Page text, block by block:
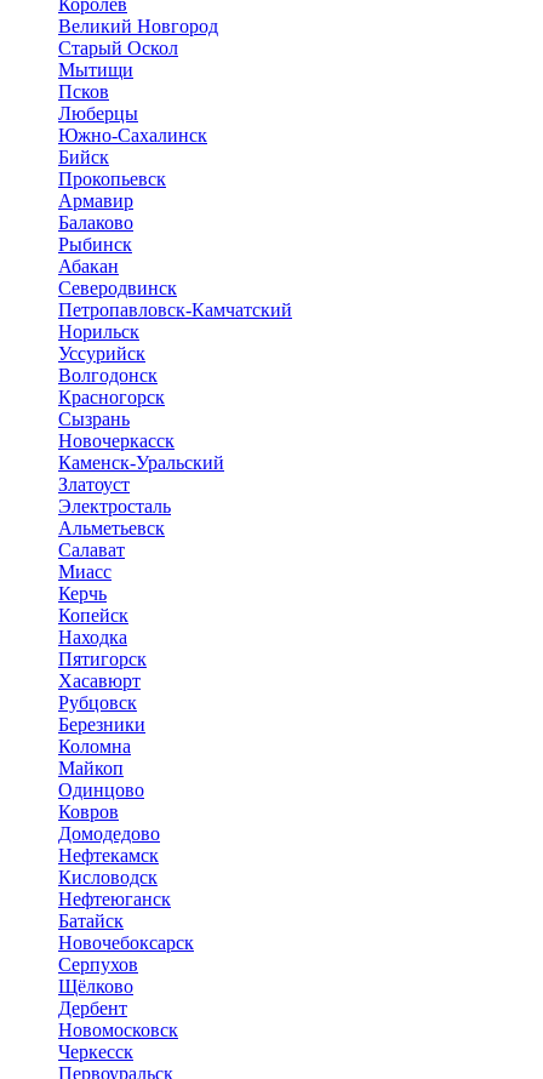
Королёв
Великий Новгород
Старый Оскол
Мытищи
Псков
Люберцы
Южно-Сахалинск
Бийск
Прокопьевск
Армавир
Балаково
Рыбинск
Абакан
Северодвинск
Петропавловск-Камчатский
Норильск
Уссурийск
Волгодонск
Красногорск
Сызрань
Новочеркасск
Каменск-Уральский
Златоуст
Электросталь
Альметьевск
Салават
Миасс
Керчь
Копейск
Находка
Пятигорск
Хасавюрт
Рубцовск
Березники
Коломна
Майкоп
Одинцово
Ковров
Домодедово
Нефтекамск
Кисловодск
Нефтеюганск
Батайск
Новочебоксарск
Серпухов
Щёлково
Дербент
Новомосковск
Черкесск
Первоуральск